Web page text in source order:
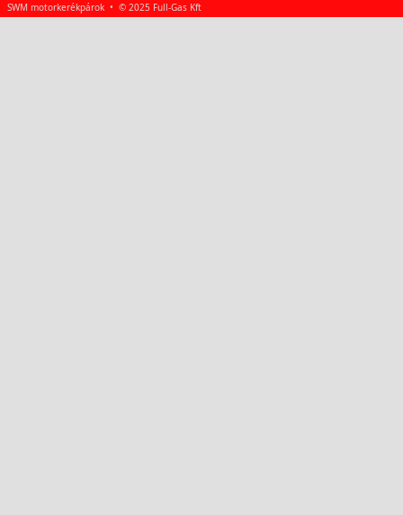
SWM motorkerékpárok • © 2025 Full-Gas Kft